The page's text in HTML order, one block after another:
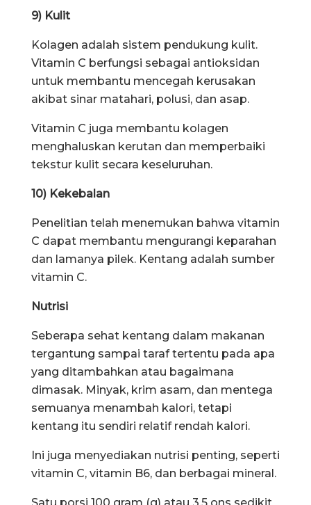
9) Kulit
Kolagen adalah sistem pendukung kulit.
Vitamin C berfungsi sebagai antioksidan
untuk membantu mencegah kerusakan
akibat sinar matahari, polusi, dan asap.
Vitamin C juga membantu kolagen
menghaluskan kerutan dan memperbaiki
tekstur kulit secara keseluruhan.
10) Kekebalan
Penelitian telah menemukan bahwa vitamin
C dapat membantu mengurangi keparahan
dan lamanya pilek. Kentang adalah sumber
vitamin C.
Nutrisi
Seberapa sehat kentang dalam makanan
tergantung sampai taraf tertentu pada apa
yang ditambahkan atau bagaimana
dimasak. Minyak, krim asam, dan mentega
semuanya menambah kalori, tetapi
kentang itu sendiri relatif rendah kalori.
Ini juga menyediakan nutrisi penting, seperti
vitamin C, vitamin B6, dan berbagai mineral.